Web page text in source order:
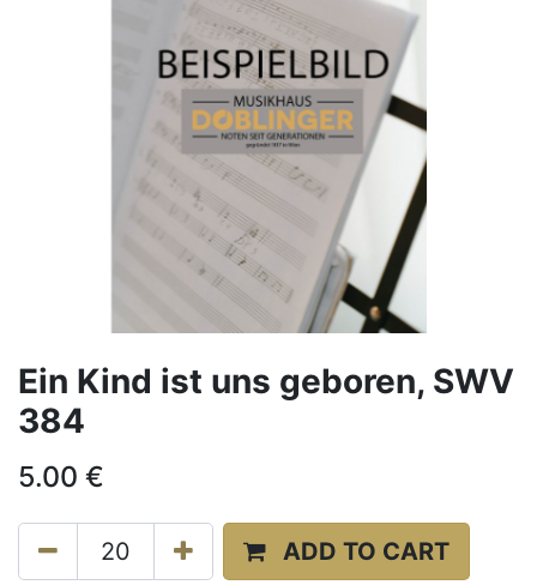
Ein Kind ist uns geboren, SWV
384
5.00 €
ADD TO CART